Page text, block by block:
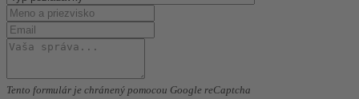
Tento formulár je chránený pomocou Google reCaptcha